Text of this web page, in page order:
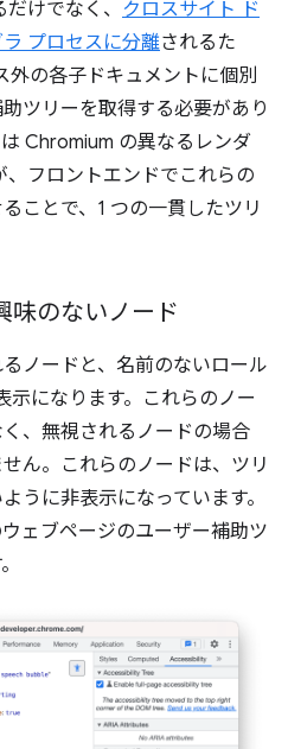
けでなく、 クロスサイト ド
プロセスに分離されるた
外の各子ドキュメントに個別
ツリーを取得する必要があり
Chromium の異なるレンダ
フロントエンドでこれらの
ことで、1 つの一貫したツリ
味のないノード
ノードと、名前のないロール
示になります。これらのノー
、無視されるノードの場合
ん。これらのノードは、ツリ
うに非表示になっています。
ェブページのユーザー補助ツ